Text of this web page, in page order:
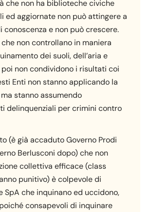
che non ha biblioteche civiche
ed aggiornate non può attingere a
e non può crescere.
non controllano in maniera
dei suoli, dell’aria e
poi non condividono i risultati coi
Enti non stanno applicando la
stanno assumendo
delinquenziali per crimini contro
(è già accaduto Governo Prodi
Berlusconi dopo) che non
collettiva efficace (class
punitivo) è colpevole di
SpA che inquinano ed uccidono,
consapevoli di inquinare